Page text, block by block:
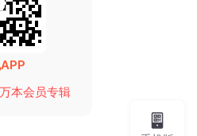
本会员专辑